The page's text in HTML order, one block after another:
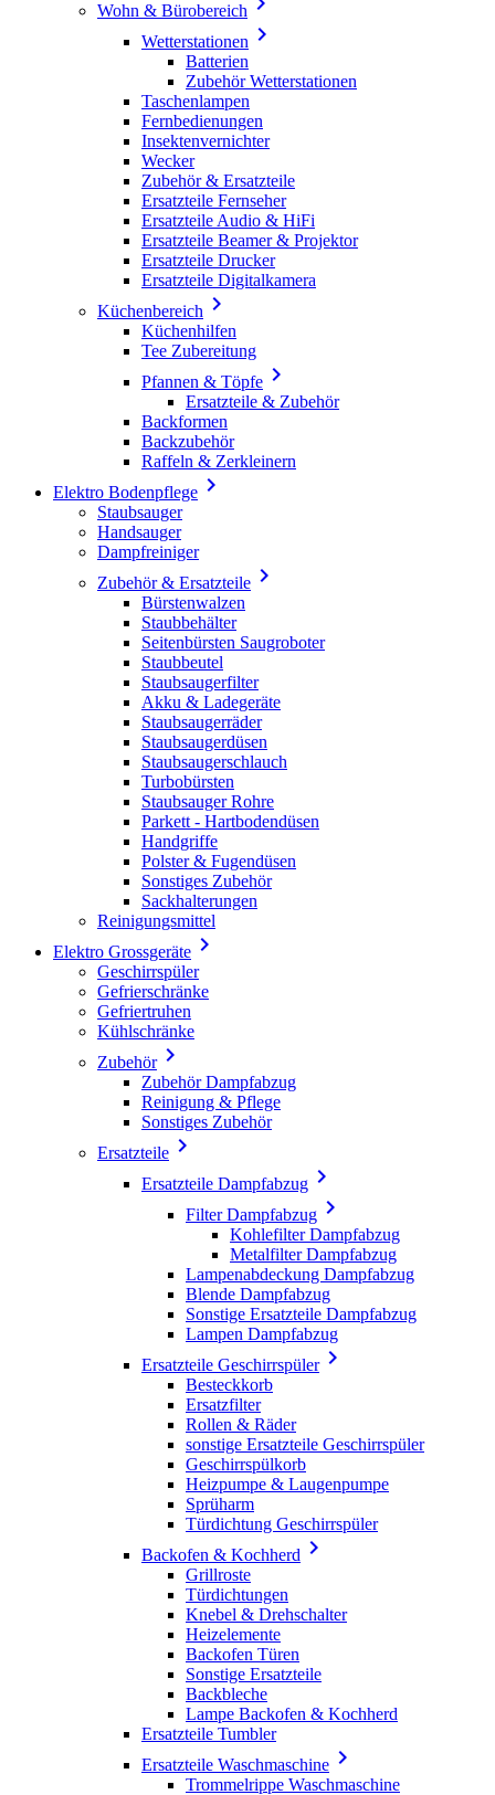
Wohn & Bürobereich
Wetterstationen 
Batterien
Zubehör Wetterstationen
Taschenlampen
Fernbedienungen
Insektenvernichter
Wecker
Zubehör & Ersatzteile
Ersatzteile Fernseher
Ersatzteile Audio & HiFi
Ersatzteile Beamer & Projektor
Ersatzteile Drucker
Ersatzteile Digitalkamera
Küchenbereich 
Küchenhilfen
Tee Zubereitung
Pfannen & Töpfe 
Ersatzteile & Zubehör
Backformen
Backzubehör
Raffeln & Zerkleinern
Elektro Bodenpflege 
Staubsauger
Handsauger
Dampfreiniger
Zubehör & Ersatzteile 
Bürstenwalzen
Staubbehälter
Seitenbürsten Saugroboter
Staubbeutel
Staubsaugerfilter
Akku & Ladegeräte
Staubsaugerräder
Staubsaugerdüsen
Staubsaugerschlauch
Turbobürsten
Staubsauger Rohre
Parkett - Hartbodendüsen
Handgriffe
Polster & Fugendüsen
Sonstiges Zubehör
Sackhalterungen
Reinigungsmittel
Elektro Grossgeräte 
Geschirrspüler
Gefrierschränke
Gefriertruhen
Kühlschränke
Zubehör
Zubehör Dampfabzug
Reinigung & Pflege
Sonstiges Zubehör
Ersatzteile 
Ersatzteile Dampfabzug 
Filter Dampfabzug 
Kohlefilter Dampfabzug
Metalfilter Dampfabzug
Lampenabdeckung Dampfabzug
Blende Dampfabzug
Sonstige Ersatzteile Dampfabzug
Lampen Dampfabzug
Ersatzteile Geschirrspüler
Besteckkorb
Ersatzfilter
Rollen & Räder
sonstige Ersatzteile Geschirrspüler
Geschirrspülkorb
Heizpumpe & Laugenpumpe
Sprüharm
Türdichtung Geschirrspüler
Backofen & Kochherd 
Grillroste
Türdichtungen
Knebel & Drehschalter
Heizelemente
Backofen Türen
Sonstige Ersatzteile
Backbleche
Lampe Backofen & Kochherd
Ersatzteile Tumbler
Ersatzteile Waschmaschine 
Trommelrippe Waschmaschine